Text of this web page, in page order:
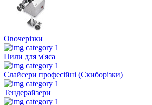
Овочерізки
Пили для м'яса
Слайсери професійні (Скиборізки)
Тендерайзери